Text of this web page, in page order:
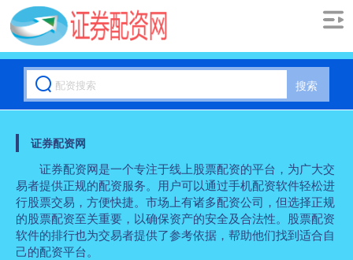
搜索
证券配资网
证券配资网是一个专注于线上股票配资的平台，为广大交
易者提供正规的配资服务。用户可以通过手机配资软件轻松进
行股票交易，方便快捷。市场上有诸多配资公司，但选择正规
的股票配资至关重要，以确保资产的安全及合法性。股票配资
软件的排行也为交易者提供了参考依据，帮助他们找到适合自
己的配资平台。